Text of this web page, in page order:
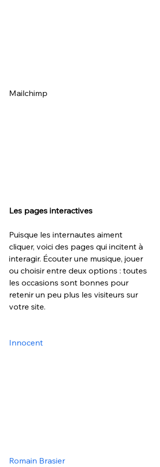
Mailchimp
Les pages interactives
Puisque les internautes aiment
cliquer, voici des pages qui incitent à
interagir. Écouter une musique, jouer
ou choisir entre deux options : toutes
les occasions sont bonnes pour
retenir un peu plus les visiteurs sur
votre site.
Innocent
Romain Brasier